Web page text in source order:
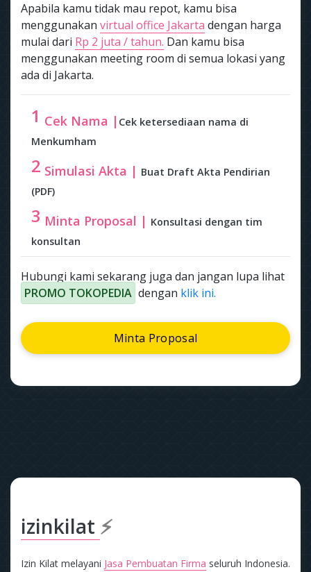
Apabila kamu tidak mau repot, kamu bisa
menggunakan virtual office Jakarta dengan harga
mulai dari Rp 2 juta / tahun. Dan kamu bisa
menggunakan meeting room di semua lokasi yang
ada di Jakarta.
1 Cek Nama | Cek ketersediaan nama di
Menkumham
2 Simulasi Akta | Buat Draft Akta Pendirian
(PDF)
3 Minta Proposal | Konsultasi dengan tim
konsultan
Hubungi kami sekarang juga dan jangan lupa lihat
PROMO TOKOPEDIA dengan klik ini.
Minta Proposal
izinkilat ⚡
Izin Kilat melayani Jasa Pembuatan Firma seluruh Indonesia.